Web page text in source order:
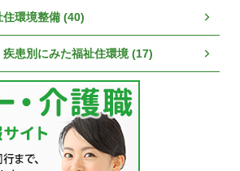
環境整備 (40)
疾患別にみた福祉住環境 (17)